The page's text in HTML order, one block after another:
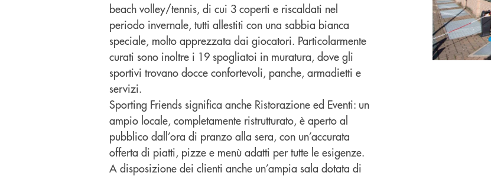
beach volley/tennis, di cui 3 coperti e riscaldati nel
periodo invernale, tutti allestiti con una sabbia bianca
speciale, molto apprezzata dai giocatori. Particolarmente
curati sono inoltre i 19 spogliatoi in muratura, dove gli
sportivi trovano docce confortevoli, panche, armadietti e
servizi.
Sporting Friends significa anche Ristorazione ed Eventi: un
ampio locale, completamente ristrutturato, è aperto al
pubblico dall’ora di pranzo alla sera, con un’accurata
offerta di piatti, pizze e menù adatti per tutte le esigenze.
A disposizione dei clienti anche un’ampia sala dotata di